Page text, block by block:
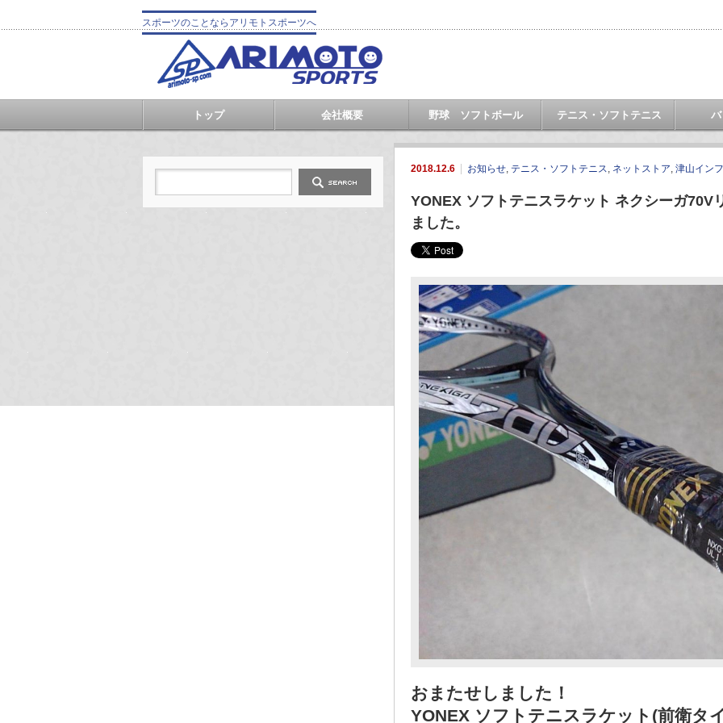
スポーツのことならアリモトスポーツへ
トップ 会社概要 野球 ソフトボール テニス・ソフトテニス
2018.12.6 お知らせ, テニス・ソフトテニス, ネットストア, 津山イン
YONEX ソフトテニスラケット ネクシーガ70V
ました。
おまたせしました！
YONEX ソフトテニスラケット(前衛タ